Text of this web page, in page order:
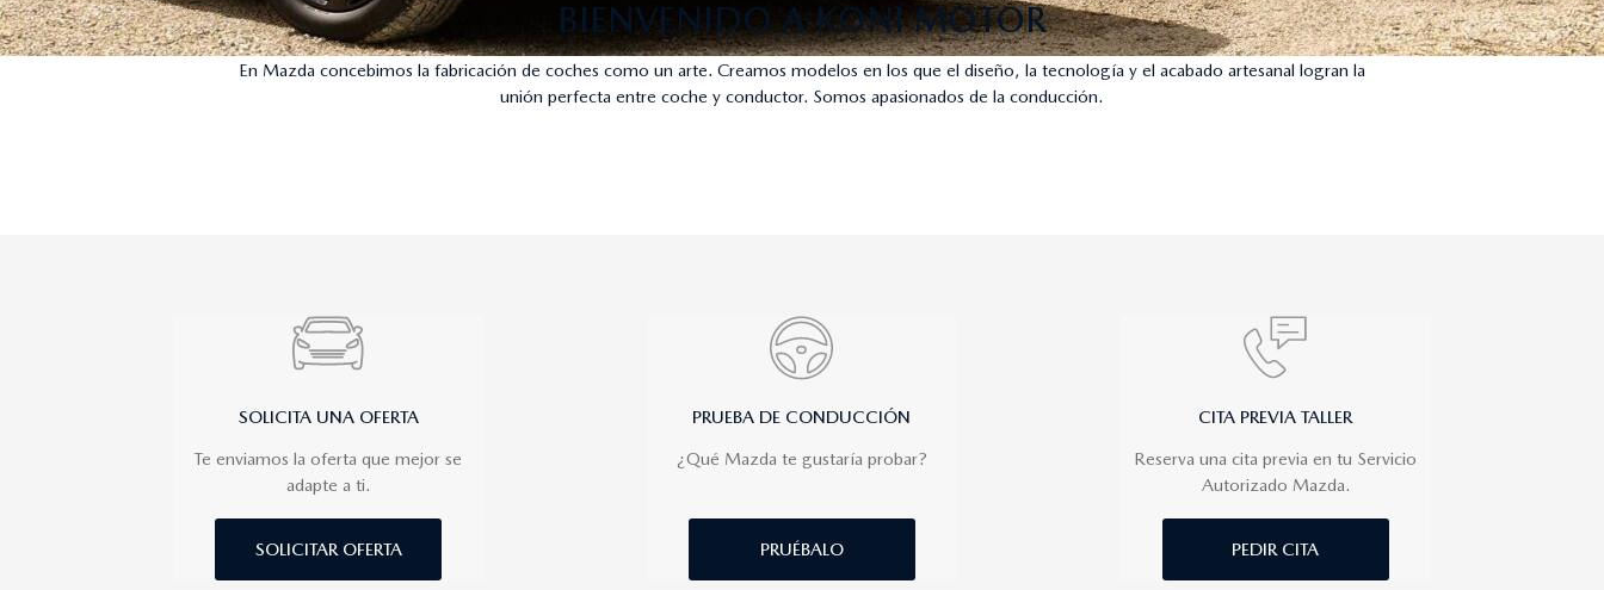
BIENVENIDO A KONI MOTOR
En Mazda concebimos la fabricación de coches como un arte. Creamos modelos en los que el diseño, la tecnología y el acabado artesanal logran la
unión perfecta entre coche y conductor. Somos apasionados de la conducción.
SOLICITA UNA OFERTA
Te enviamos la oferta que mejor se
adapte a ti.
SOLICITAR OFERTA
PRUEBA DE CONDUCCIÓN
¿Qué Mazda te gustaría probar?
PRUÉBALO
CITA PREVIA TALLER
Reserva una cita previa en tu Servicio
Autorizado Mazda.
PEDIR CITA